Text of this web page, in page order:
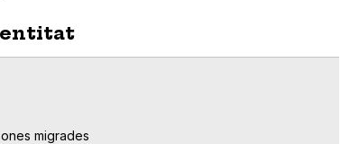
migrades